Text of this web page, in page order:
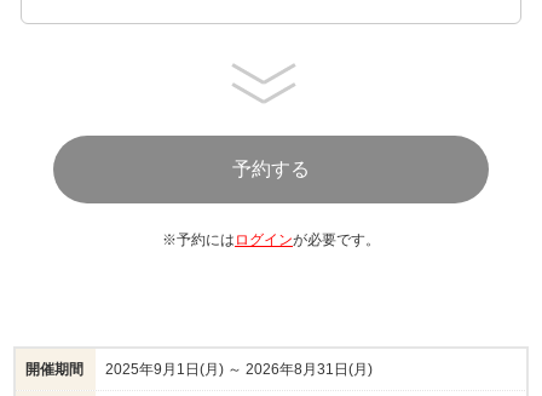
・グレープフルーツジュース
・ウーロン茶
※予約には ログインが必要です。
開催期間 2025年9月1日(月) ～ 2026年8月31日(月)